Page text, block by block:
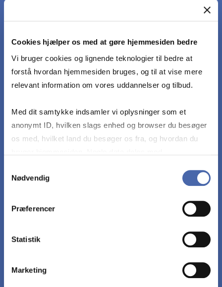
Cookies hjælper os med at gøre hjemmesiden bedre
Vi bruger cookies og lignende teknologier til bedre at
forstå hvordan hjemmesiden bruges, og til at vise mere
relevant information om vores uddannelser og tilbud.
Med dit samtykke indsamler vi oplysninger som et
anonymt ID, hvilken slags enhed og browser du besøger
os med, hvilket land du besøger os fra, og hvordan du
markedsføring. Du bestemmer selv - og kan altid trække
Nødvendig
Præferencer
Statistik
Marketing
om projekter fra pensum, alene og i forhold til
andre teorier om projekter i pensum
anvende teori til at redegøre for og sammenligne
samarbejds- og midlertidige
organisatoriskeudfordringer
udfordringer og muligheder ved at håndtere og
dilemmaer med at udvikle og integrere viden i